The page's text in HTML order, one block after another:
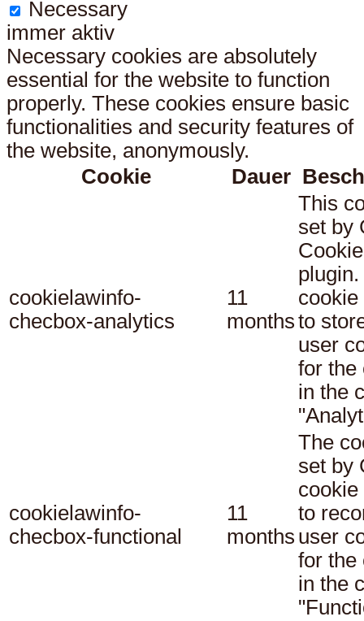
Necessary
immer aktiv
Necessary cookies are absolutely
essential for the website to function
properly. These cookies ensure basic
functionalities and security features of
the website, anonymously.
Cookie
Dauer
cookielawinfo-
checbox-analytics
11
months
This
set by
cookie
to
user
for the
in the
cookielawinfo-
checbox-functional
11
months
The
set by
cookie
to
user
for the
in the